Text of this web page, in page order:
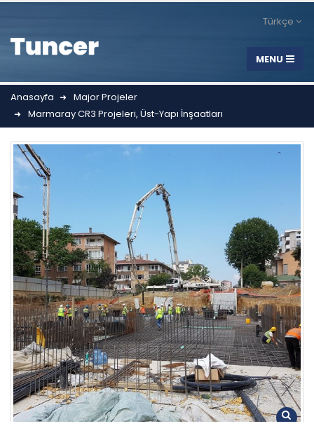
Türkçe
Anasayfa
Major Projeler
Marmaray CR3 Projeleri, Üst-Yapı İnşaatları